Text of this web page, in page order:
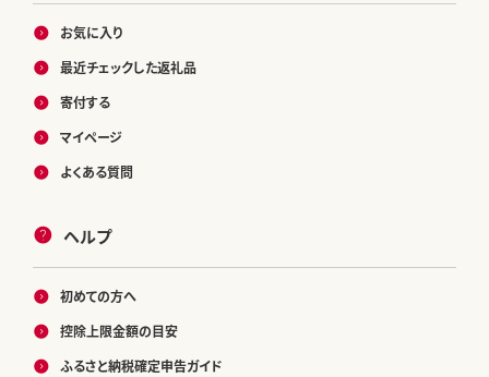
お気に入り
最近チェックした返礼品
寄付する
マイページ
よくある質問
ヘルプ
初めての方へ
控除上限金額の目安
ふるさと納税確定申告ガイド